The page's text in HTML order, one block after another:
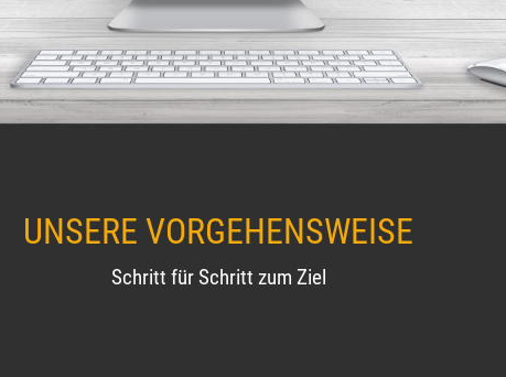
UNSERE VORGEHENS­WEISE
Schritt für Schritt zum Ziel